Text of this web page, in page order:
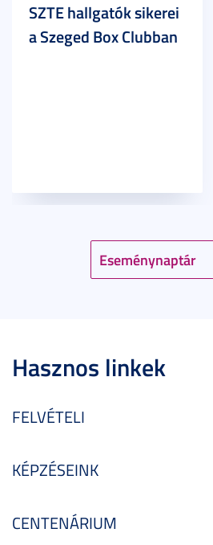
Eseménynaptár
SZTE hallgatók sikerei
a Szeged Box Clubban
Hasznos linkek
FELVÉTELI
KÉPZÉSEINK
CENTENÁRIUM